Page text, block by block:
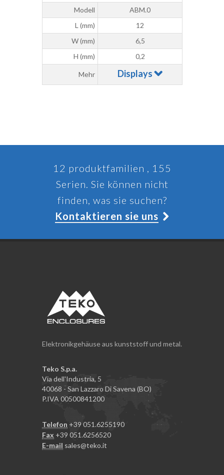
Modell
ABM.0
L (mm)
12
W (mm)
6,5
H (mm)
0,2
Mehr Displays
12 produktfamilien , 155
Serien. Sie können nicht
finden, was sie suchen?
Kontaktieren sie uns
Elektronikgehäuse aus kunststoff und metal.
Teko S.p.a.
Via dell'Industria, 5
40068 - San Lazzaro Di Savena (BO)
P.IVA 00500841200
Telefon +39 051.6255190
Fax +39 051.6256520
E-mail sales@teko.it